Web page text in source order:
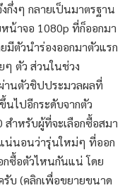
กึ่งๆ กลายเป็นมาตรฐาน
น้าจอ 1080p ที่ก็ออกมา
มีตัวนำร่องออกมาตัวแรก
ตัว ส่วนในช่วง
านตัวชิปประมวลผลที่
ไปอีกระดับจากตัว
สำหรับผู้ที่จะเลือกซื้อสมา
น่นอนว่ารุ่นใหม่ๆ ที่ออก
กซื้อตัวไหนกันแน่ โดย
รับ (คลิกเพื่อขยายขนาด